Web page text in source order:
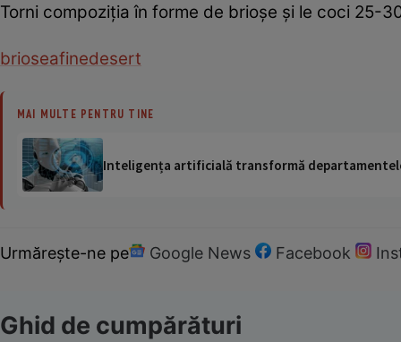
Torni compoziția în forme de brioșe și le coci 25-
brioseafinedesert
MAI MULTE PENTRU TINE
Inteligența artificială transformă
Urmărește-ne pe Google News Facebook
Ghid de cumpărături